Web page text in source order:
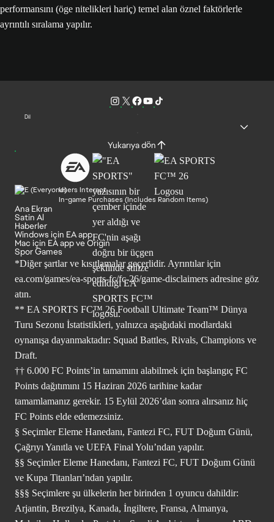
performansını (öge nitelikleri hariç) temel alan öznel faktörlerle
ayrıntılı sıralama yapılır.
Dil
Yukarıya dön
Users Interact
In-game Purchases (Includes Random Items)
Ana Ekran
Satin Al
Haberler
Windows için EA app
Mac için EA app ve Origin
Spor Games
*Diğer şartlar ve kısıtlamalar geçerlidir. Ayrıntılar için
ea.com/games/ea-sports-fc/fc-26/game-disclaimers adresine göz
atın.
** EA SPORTS FC™ 26 Football Ultimate Team™ Dünya
Turu Sezonu İstatistikleri, yalnızca aşağıdaki modlardaki
oynanışa dayanmaktadır: Squad Battles, Rivals, Champions ve
Draft.
†† 6.000 FC Points’in tamamını alabilmek için başlangıç FC
Points dağıtımını 15 Haziran 2026 tarihine kadar
tamamlamanız gerekir. 15 Eylül 2026’dan sonra alırsanız hiç
FC Points elde edemezsiniz.
§ Seçimler Eleme Hanedanı, Fantezi FC, FUT Doğum Günü,
Çağrıyı Yanıtla ve UEFA Final Yolu’ndan yapılır.
§§ Seçimler Eleme Hanedanı, Fantezi FC, FUT Doğum Günü
ve Kupa Titanları’ndan yapılır.
§§§ Seçimlere şu ülkelerin her birinden 1 oyuncu dahildir:
Arjantin, Brezilya, Kanada, İngiltere, Fransa, Almanya,